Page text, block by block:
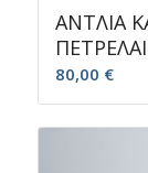
ΑΝΤΛΙΑ
80,00 €